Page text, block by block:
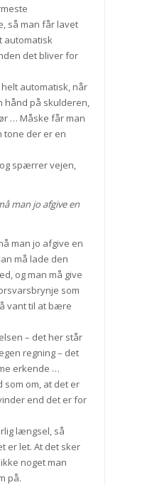
så man får lavet
automatisk
det bliver for
automatisk, når
hånd på skulderen,
… Måske får man
tone der er en
spærrer vejen,
man jo afgive en
man jo afgive en
må lade den
og man må give
som
vant til at bære
– det her står
regning – det
erkende …
som om, at det er
end det er for
længsel, så
er let. At det sker
noget man
på.